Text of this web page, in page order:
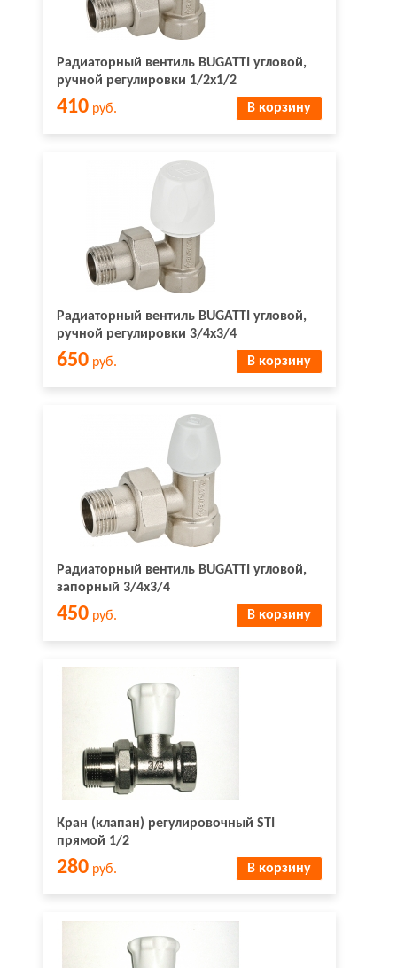
Радиаторный вентиль BUGATTI угловой,
ручной регулировки 1/2х1/2
410 руб. В корзину
Радиаторный вентиль BUGATTI угловой,
ручной регулировки 3/4х3/4
650 руб. В корзину
Радиаторный вентиль BUGATTI угловой,
запорный 3/4х3/4
450 руб. В корзину
Кран (клапан) регулировочный STI
прямой 1/2
280 руб. В корзину